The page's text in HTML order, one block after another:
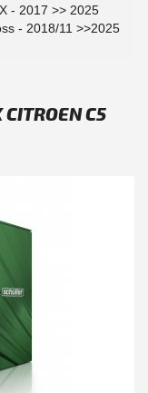
- 2017 >> 2025
- 2018/11 >>2025
C5